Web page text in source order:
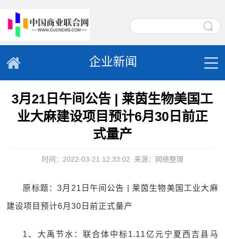
企业新闻
3月21日午间公告 | 莱茵生物美国工
业大麻建设项目预计6月30日前正
式量产
时间：2022-03-21 12:33:02 来源：网络整理
原标题：3月21日午间公告 | 莱茵生物美国工业大麻
建设项目预计6月30日前正式量产
1、大禹节水：联合体中标1.11亿元宁夏西吉县马